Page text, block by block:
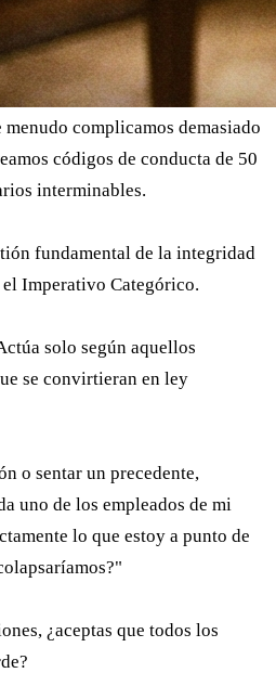
complicamos demasiado
códigos de conducta de 50
interminables.
fundamental de la integridad
el Imperativo Categórico.
solo según aquellos
se convirtieran en ley
o sentar un precedente,
uno de los empleados de mi
lo que estoy a punto de
¿aceptas que todos los